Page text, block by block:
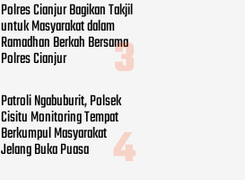
Monitoring Kegiatan Baksos
Jumat Berkah SMK IT
Assalam Bagikan Makanan
Gratis Ke Pengguna Jalan
(8)